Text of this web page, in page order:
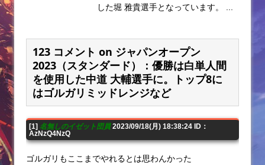
した堀 雅貴選手となっています。 ...
123 コメント on ジャパンオープン
2023（スタンダード）：優勝は白単人間
を使用した中道 大輔選手に。トップ8に
はゴルガリミッドレンジなど
[1] 名無しのイゼット団員2023/09/18(月) 18:38:24 ID：
AzNzQ4NzQ
ゴルガリもここまでやれるとは思わんかった